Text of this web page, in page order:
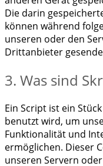
Die darin
können während
unseren oder den
Drittanbieter
3. Was sind
Ein Script ist ein
benutzt wird, um
Funktionalität und
ermöglichen. Dieser
unseren Servern